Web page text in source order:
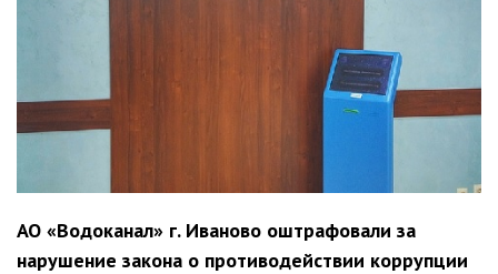
АО «Водоканал» г. Иваново оштрафовали за
нарушение закона о противодействии коррупции